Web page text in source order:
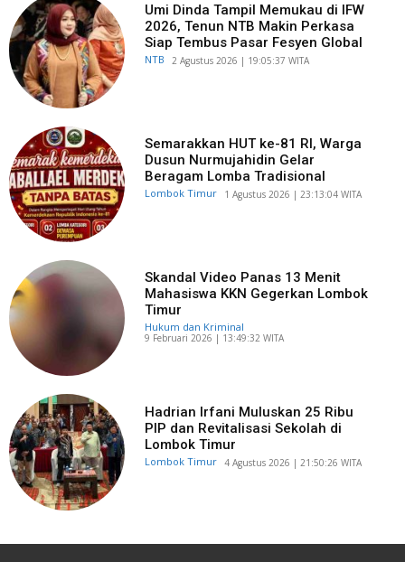
Umi Dinda Tampil Memukau di IFW
2026, Tenun NTB Makin Perkasa
Siap Tembus Pasar Fesyen Global
NTB ​2 Agustus 2026 | 19:05:37 WITA
Semarakkan HUT ke-81 RI, Warga
Dusun Nurmujahidin Gelar
Beragam Lomba Tradisional
Lombok Timur ​1 Agustus 2026 | 23:13:04 WITA
Skandal Video Panas 13 Menit
Mahasiswa KKN Gegerkan Lombok
Timur
Hukum dan Kriminal
​9 Februari 2026 | 13:49:32 WITA
Hadrian Irfani Muluskan 25 Ribu
PIP dan Revitalisasi Sekolah di
Lombok Timur
Lombok Timur ​4 Agustus 2026 | 21:50:26 WITA